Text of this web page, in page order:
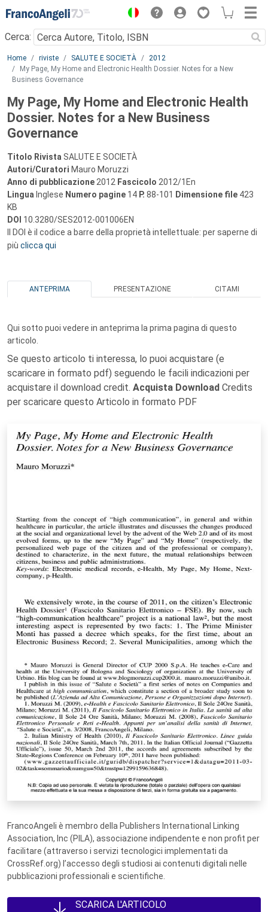
Menu
Cerca:
Main content
Home riviste SALUTE E SOCIETÀ
2012
My Page, My Home and Electronic Health Dossier. Notes for a New
Business Governance
My Page, My Home and Electronic Health
Dossier. Notes for a New Business
Governance
Titolo Rivista SALUTE E SOCIETÀ
Autori/Curatori Mauro Moruzzi
Anno di pubblicazione 2012 Fascicolo 2012/1En
Lingua Inglese Numero pagine 14 P. 88-101 Dimensione file 423
KB
DOI 10.3280/SES2012-001006EN
Il DOI è il codice a barre della proprietà intellettuale: per saperne di
più clicca qui
ANTEPRIMA PRESENTAZIONE CITAMI
Qui sotto puoi vedere in anteprima la prima pagina di questo
articolo.
Se questo articolo ti interessa, lo puoi acquistare (e
scaricare in formato pdf) seguendo le facili indicazioni per
acquistare il download credit. Acquista Download Credits
per scaricare questo Articolo in formato PDF
FrancoAngeli è membro della Publishers International Linking
Association, Inc (PILA), associazione indipendente e non profit per
facilitare (attraverso i servizi tecnologici implementati da
CrossRef.org) l’accesso degli studiosi ai contenuti digitali nelle
pubblicazioni professionali e scientifiche.
SCARICA L'ARTICOLO